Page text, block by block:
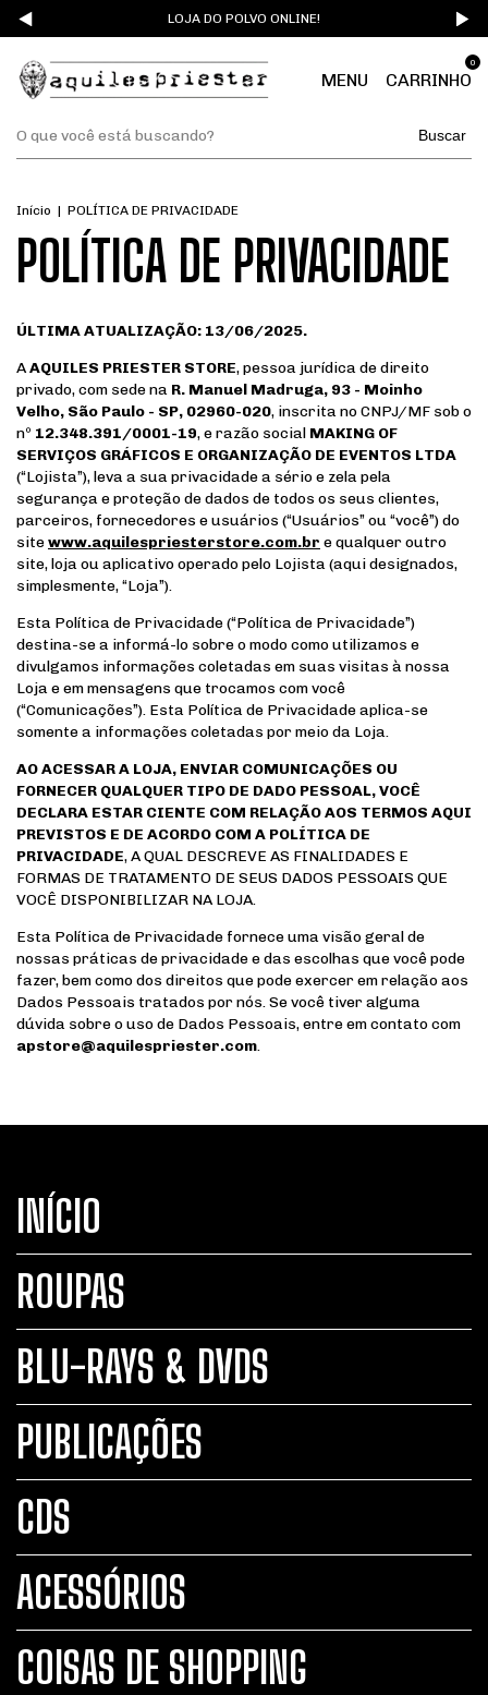
LOJA DO POLVO ONLINE!
MENU CARRINHO
0
Buscar
Início | POLÍTICA DE PRIVACIDADE
POLÍTICA DE PRIVACIDADE
ÚLTIMA ATUALIZAÇÃO: 13/06/2025.
AAQUILES PRIESTER STORE, pessoa jurídica de direito
privado, com sede na R. Manuel Madruga, 93 - Moinho
Velho, São Paulo - SP, 02960-020, inscrita no CNPJ/MF sob o
nº 12.348.391/0001-19, e razão social MAKING OF
SERVIÇOS GRÁFICOS E ORGANIZAÇÃO DE EVENTOS LTDA
(“Lojista”), leva a sua privacidade a sério e zela pela
segurança e proteção de dados de todos os seus clientes,
parceiros, fornecedores e usuários (“Usuários” ou “você”) do
sitewww.aquilespriesterstore.com.br e qualquer outro
site, loja ou aplicativo operado pelo Lojista (aqui designados,
simplesmente, “Loja”).
Esta Política de Privacidade (“Política de Privacidade”)
destina-se a informá-lo sobre o modo como utilizamos e
divulgamos informações coletadas em suas visitas à nossa
Loja e em mensagens que trocamos com você
(“Comunicações”). Esta Política de Privacidade aplica-se
somente a informações coletadas por meio da Loja.
AO ACESSAR A LOJA, ENVIAR COMUNICAÇÕES OU
FORNECER QUALQUER TIPO DE DADO PESSOAL, VOCÊ
DECLARA ESTAR CIENTE COM RELAÇÃO AOS TERMOS AQUI
PREVISTOS E DE ACORDO COM A POLÍTICA DE
PRIVACIDADE, A QUAL DESCREVE AS FINALIDADES E
FORMAS DE TRATAMENTO DE SEUS DADOS PESSOAIS QUE
VOCÊ DISPONIBILIZAR NA LOJA.
Esta Política de Privacidade fornece uma visão geral de
nossas práticas de privacidade e das escolhas que você pode
fazer, bem como dos direitos que pode exercer em relação aos
Dados Pessoais tratados por nós. Se você tiver alguma
dúvida sobre o uso de Dados Pessoais, entre em contato com
apstore@aquilespriester.com.
INÍCIO
ROUPAS
BLU-RAYS & DVDS
PUBLICAÇÕES
CDS
ACESSÓRIOS
COISAS DE SHOPPING